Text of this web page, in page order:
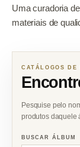
Uma curadoria
materiais de
CATÁLOGOS DE
Pesquise pelo
produtos daquele
BUSCAR ÁLBUM